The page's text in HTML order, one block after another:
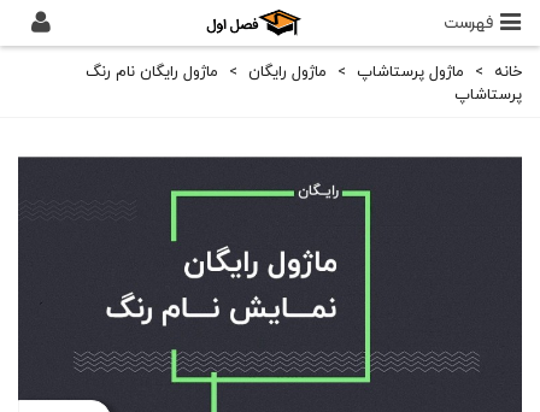
فهرست
خانه > ماژول پرستاشاپ > ماژول رایگان >
ماژول رایگان نام رنگ
پرستاشاپ